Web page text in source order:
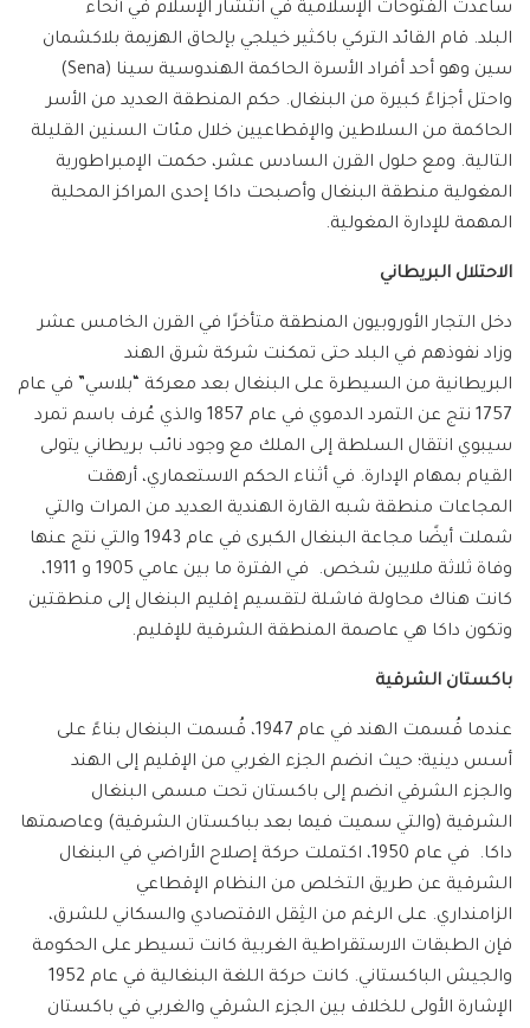
ساعدت الفتوحات الإسلامية في انتشار الإسلام في أنحاء
البلد. قام القائد التركي باكثير خيلجي بإلحاق الهزيمة بلاكشمان
سين وهو أحد أفراد الأسرة الحاكمة الهندوسية سينا (Sena)
واحتل أجزاءً كبيرة من البنغال. حكم المنطقة العديد من الأسر
الحاكمة من السلاطين والإقطاعيين خلال مئات السنين القليلة
التالية. ومع حلول القرن السادس عشر، حكمت الإمبراطورية
المغولية منطقة البنغال وأصبحت داكا إحدى المراكز المحلية
المهمة للإدارة المغولية.
الاحتلال البريطاني
دخل التجار الأوروبيون المنطقة متأخرًا في القرن الخامس عشر
وزاد نفوذهم في البلد حتى تمكنت شركة شرق الهند
البريطانية من السيطرة على البنغال بعد معركة “بلاسي” في عام
1757 نتج عن التمرد الدموي في عام 1857 والذي عُرف باسم تمرد
سيبوي انتقال السلطة إلى الملك مع وجود نائب بريطاني يتولى
القيام بمهام الإدارة. في أثناء الحكم الاستعماري، أرهقت
المجاعات منطقة شبه القارة الهندية العديد من المرات والتي
شملت أيضًا مجاعة البنغال الكبرى في عام 1943 والتي نتج عنها
وفاة ثلاثة ملايين شخص. في الفترة ما بين عامي 1905 و 1911،
كانت هناك محاولة فاشلة لتقسيم إقليم البنغال إلى منطقتين
وتكون داكا هي عاصمة المنطقة الشرقية للإقليم.
باكستان الشرقية
عندما قُسمت الهند في عام 1947، قُسمت البنغال بناءً على
أسس دينية؛ حيث انضم الجزء الغربي من الإقليم إلى الهند
والجزء الشرقي انضم إلى باكستان تحت مسمى البنغال
الشرقية (والتي سميت فيما بعد بباكستان الشرقية) وعاصمتها
داكا. في عام 1950، اكتملت حركة إصلاح الأراضي في البنغال
الشرقية عن طريق التخلص من النظام الإقطاعي
الزامنداري. على الرغم من الثِقل الاقتصادي والسكاني للشرق،
فإن الطبقات الارستقراطية الغربية كانت تسيطر على الحكومة
والجيش الباكستاني. كانت حركة اللغة البنغالية في عام 1952
الإشارة الأولى للخلاف بين الجزء الشرقي والغربي في باكستان